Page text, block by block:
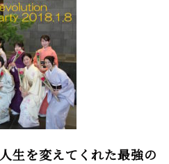
人生を変えてくれた最強の